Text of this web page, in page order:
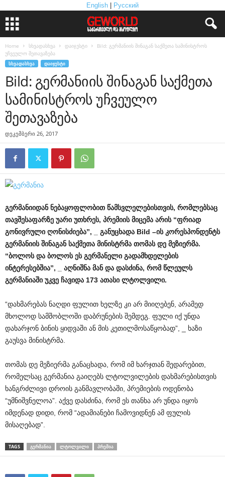
English Русский
Home სხვადასხვა დაიჯესტი
Bild: გერმანიის შინაგან საქმეთა სამინისტროს
უჩვეულო შეთავაზება
ᲡᲮᲕᲐᲓᲐᲡᲮᲕᲐ ᲓᲐᲘᲯᲔᲡᲢᲘ
Bild: გერმანიის შინაგან საქმეთა
სამინისტროს უჩვეულო
შეთავაზება
დეკემბერი 26, 2017
გერმანიიდან ნებაყოფლობით წამსვლელებისთვის, რომლებსაც
თავშესაფარზე უარი უთხრეს, პრემიის მიცემა არის“ფრიად
გონივრული ღონისძიება”, _ განუცხადა Bild –ის კორესპონდენტს
გერმანიის შინაგან საქმეთა მინისტრმა თომას დე მეზიერმა.
“ბოლოს და ბოლოს ეს გერმანელი გადამხდელების
ინტერესებშია”, _ აღნიშნა მან და დასძინა, რომ წლეულს
გერმანიაში უკვე ჩავიდა 173 ათასი ლტოლვილი.
“დახმარებას ნაღდი ფულით ხელზე კი არ მიიღებენ, არამედ
მხოლოდ სამშობლოში დაბრუნების შემდეგ. ფული იქ უნდა
დახარჯონ ბინის ყიდვაში ან მის კეთილმოსაწყობად”, _ ხაზი
გაუსვა მინისტრმა.
თომას დე მეზიერმა განაცხადა, რომ იმ ხარჯთან შედარებით,
რომელსაც გერმანია გაიღებს ლტოლვილების დახმარებისთვის
ხანგრძლივი დროის განმავლობაში, პრემიების ოდენობა
“უმნიშვნელოა”. აქვე დასძინა, რომ ეს თანხა არ უნდა იყოს
იმდენად დიდი, რომ “ადამიანები ჩამოვიდნენ ამ ფულის
მისაღებად”.
TAGS ᲒᲔᲠᲛᲐᲜᲘᲐ ᲚᲢᲝᲚᲕᲘᲚᲘ ᲞᲠᲔᲛᲘᲐ